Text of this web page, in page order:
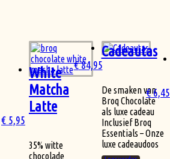
White
Matcha
Latte
€ 5,95
35% witte
chocolade
Cadeautas
€84,95
De smaken van
Broq Chocolate
als luxe cadeau
Inclusief Broq
Essentials – Onze
luxe cadeaudoos
€6,45